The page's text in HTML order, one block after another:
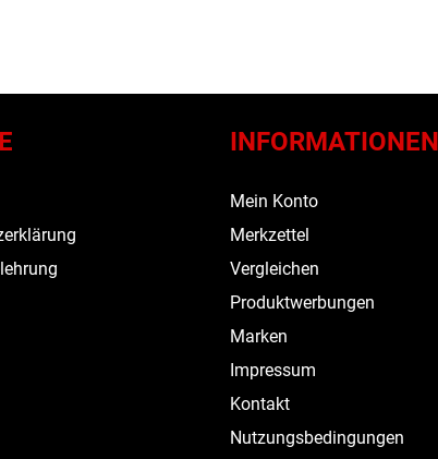
INFORMATIONEN
Mein Konto
Merkzettel
Vergleichen
Produktwerbungen
Marken
Impressum
Kontakt
Nutzungsbedingungen